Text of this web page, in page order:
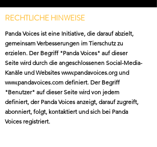
RECHTLICHE HINWEISE
Panda Voices ist eine Initiative, die darauf abzielt,
gemeinsam Verbesserungen im Tierschutz zu
erzielen. Der Begriff "Panda Voices" auf dieser
Seite wird durch die angeschlossenen Social-Media-
Kanäle und Websites www.pandavoices.org und
www.pandavoices.com definiert. Der Begriff
"Benutzer" auf dieser Seite wird von jedem
definiert, der Panda Voices anzeigt, darauf zugreift,
abonniert, folgt, kontaktiert und sich bei Panda
Voices registriert.